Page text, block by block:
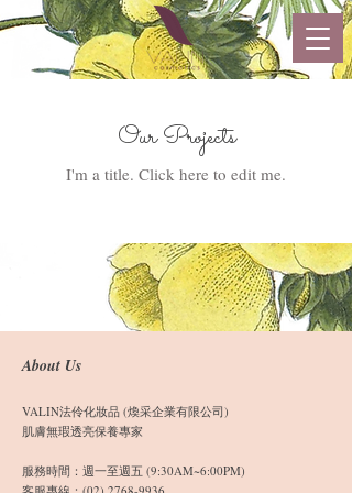
Our Projects
I'm a title. ​Click here to edit me.
About Us
VALIN法伶化妝品 (煥采企業有限公司)
肌膚無瑕透亮保養專家
服務時間：週一至週五 (9:30AM~6:00PM)